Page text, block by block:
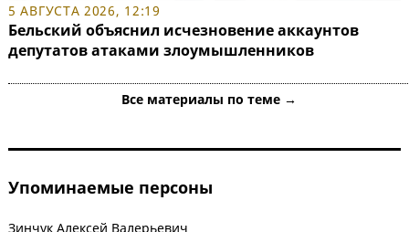
5 АВГУСТА 2026, 12:19
Бельский объяснил исчезновение аккаунтов
депутатов атаками злоумышленников
Все материалы по теме →
Упоминаемые персоны
Зинчук Алексей Валерьевич